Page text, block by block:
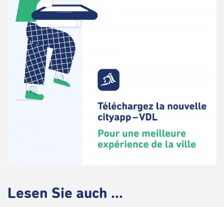
Lesen Sie auch ...